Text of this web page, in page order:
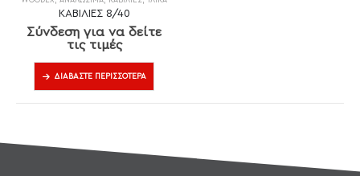
ΚΑΒΙΛΙΕΣ 8/40
Σύνδεση για να δείτε
τις τιμές
ΔΙΑΒΆΣΤΕ ΠΕΡΙΣΣΌΤΕΡΑ